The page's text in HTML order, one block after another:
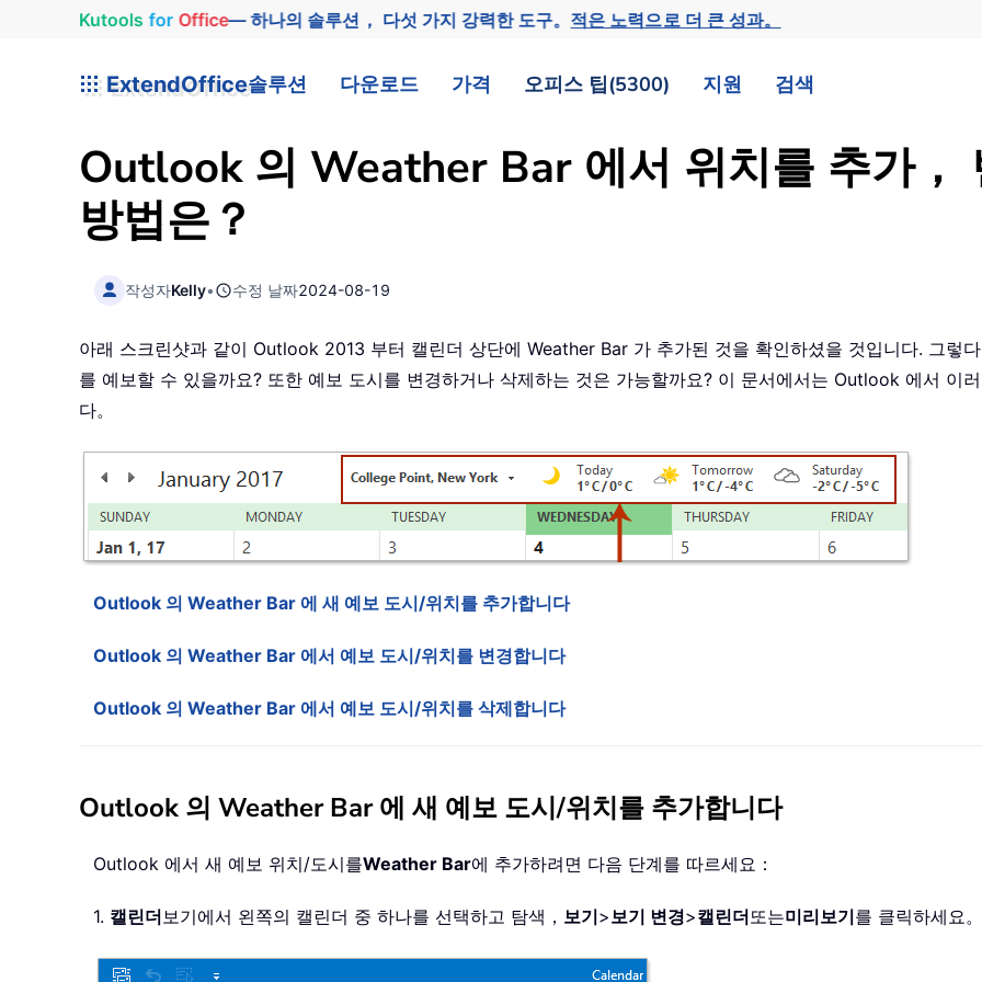
Kutools for Office— 하나의 솔루션， 다섯 가지 강력한 도구。적은 노력으로 더 큰 성과。
ExtendOffice솔루션 다운로드 가격 오피스 팁(5300) 지원 검색
Outlook 의 Weather Bar 에서 위치를 추가，
방법은？
작성자Kelly• 수정 날짜2024-08-19
아래 스크린샷과 같이 Outlook 2013 부터 캘린더 상단에 Weather Bar 가 추가된 것을 확인하셨을 것입니다. 그렇
를 예보할 수 있을까요? 또한 예보 도시를 변경하거나 삭제하는 것은 가능할까요? 이 문서에서는 Outlook 에서 이
다。
Outlook 의 Weather Bar 에 새 예보 도시/위치를 추가합니다
Outlook 의 Weather Bar 에서 예보 도시/위치를 변경합니다
Outlook 의 Weather Bar 에서 예보 도시/위치를 삭제합니다
Outlook 의 Weather Bar 에 새 예보 도시/위치를 추가합니다
Outlook 에서 새 예보 위치/도시를Weather Bar에 추가하려면 다음 단계를 따르세요：
1. 캘린더보기에서 왼쪽의 캘린더 중 하나를 선택하고 탐색， 보기>보기 변경>캘린더또는미리보기를 클릭하세요